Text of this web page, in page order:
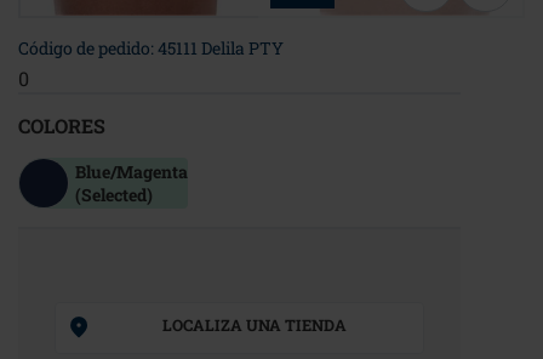
Código de pedido: 45111 Delila PTY
0
COLORES
Blue/magenta
(Selected)
LOCALIZA UNA TIENDA